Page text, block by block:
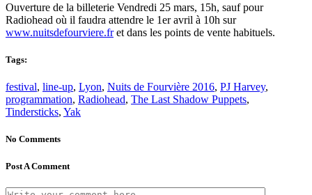
Ouverture de la billeterie Vendredi 25 mars, 15h, sauf pour
Radiohead où il faudra attendre le 1er avril à 10h sur
www.nuitsdefourviere.fret dans les points de vente habituels.
Tags:
festival, line-up, Lyon, Nuits de Fourvière 2016, PJ Harvey,
programmation, Radiohead, The Last Shadow Puppets,
Tindersticks, Yak
No Comments
Post A Comment